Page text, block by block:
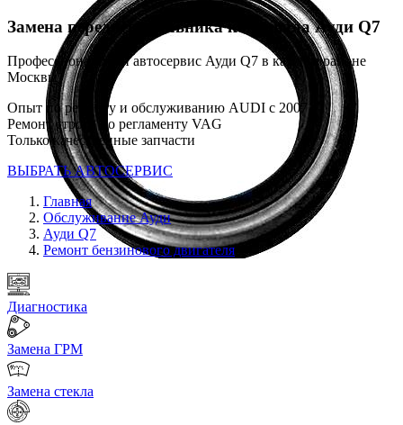
Замена переднего сальника коленвалаАуди Q7
Профессиональный автосервис Ауди Q7 в каждом районе
Москвы
Опыт по ремонту и обслуживанию AUDI с 2007 г
Ремонт строго по регламенту VAG
Только качественные запчасти
ВЫБРАТЬ АВТОСЕРВИС
Главная
Обслуживание Ауди
Ауди Q7
Ремонт бензинового двигателя
Диагностика
Замена ГРМ
Замена стекла